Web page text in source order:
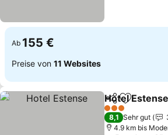
Ab 155 €
Preise von 11 Websites
TeilenZu
Hotel Estense
3 Sterne
8,1 Sehr gut
4.9 km bis